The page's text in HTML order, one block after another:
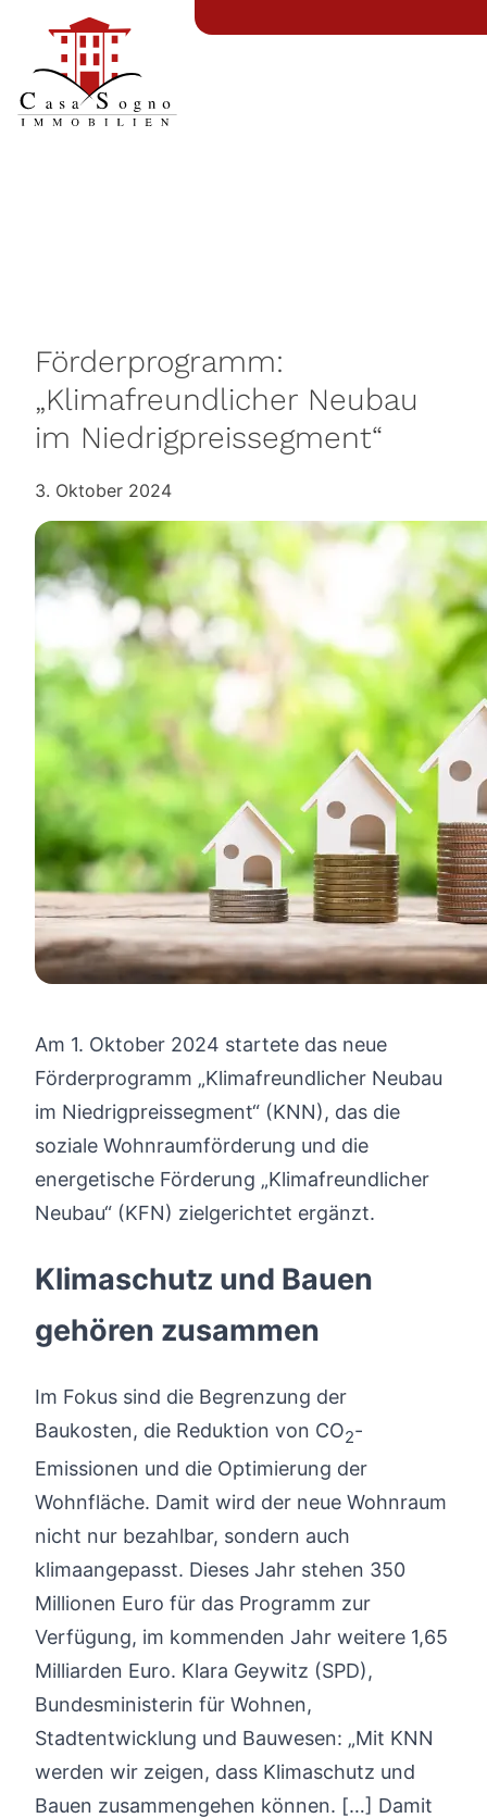
Förderprogramm:
„Klimafreundlicher Neubau
im Niedrigpreissegment“
3. Oktober 2024
Am 1. Oktober 2024 startete das neue
Förderprogramm „Klimafreundlicher Neubau
im Niedrigpreissegment“ (KNN), das die
soziale Wohnraumförderung und die
energetische Förderung „Klimafreundlicher
Neubau“ (KFN) zielgerichtet ergänzt.
Klimaschutz und Bauen
gehören zusammen
Im Fokus sind die Begrenzung der
Baukosten, die Reduktion von CO2-
Emissionen und die Optimierung der
Wohnfläche. Damit wird der neue Wohnraum
nicht nur bezahlbar, sondern auch
klimaangepasst. Dieses Jahr stehen 350
Millionen Euro für das Programm zur
Verfügung, im kommenden Jahr weitere 1,65
Milliarden Euro. Klara Geywitz (SPD),
Bundesministerin für Wohnen,
Stadtentwicklung und Bauwesen: „Mit KNN
werden wir zeigen, dass Klimaschutz und
Bauen zusammengehen können. […] Damit